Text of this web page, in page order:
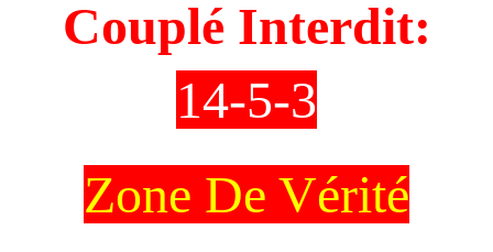
Couplé Interdit:
14-5-3
Zone De Vérité